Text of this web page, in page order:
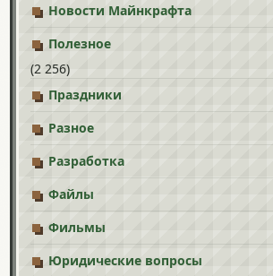
Новости Майнкрафта
Полезное
(2 256)
Праздники
Разное
Разработка
Файлы
Фильмы
Юридические вопросы